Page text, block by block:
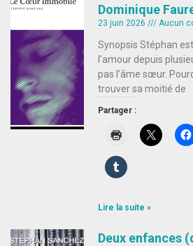
Dominique
23 juin 2026 Aucun
Synopsis Stéphan
l’amour depuis
pas l’âme sœur.
trouver sa moitié de
Partager :
Lire la suite »
Deux enfances